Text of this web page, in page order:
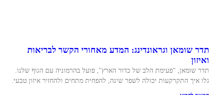
תדר שומאן וגראונדינג: המדע מאחורי הקשר לבריאות
ואיזון
תדר שומאן, "פעימת הלב של כדור הארץ", פועל בהרמוניה עם הגוף שלנו.
גלו איך התקרקעות יכולה לשפר שינה, להפחית מתחים ולהחזיר איזון טבעי.